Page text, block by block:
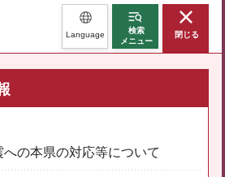
Language
検索
メニュー
閉じる
の本県の対応等について